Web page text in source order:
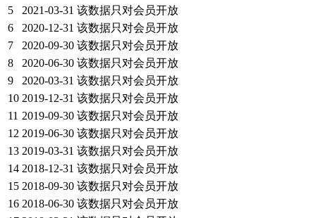
5
2021-03-31 该数据只对会员开放
6
2020-12-31 该数据只对会员开放
7
2020-09-30 该数据只对会员开放
8
2020-06-30 该数据只对会员开放
9
2020-03-31 该数据只对会员开放
10 2019-12-31 该数据只对会员开放
11 2019-09-30 该数据只对会员开放
12 2019-06-30 该数据只对会员开放
13 2019-03-31 该数据只对会员开放
14 2018-12-31 该数据只对会员开放
15 2018-09-30 该数据只对会员开放
16 2018-06-30 该数据只对会员开放